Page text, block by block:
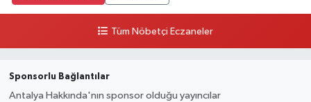
Tüm Nöbetçi Eczaneler
Sponsorlu Bağlantılar
Antalya Hakkında'nın sponsor olduğu yayıncılar